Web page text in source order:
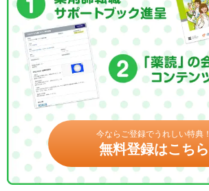
今ならご登録でうれしい特典！
無料登録はこちら